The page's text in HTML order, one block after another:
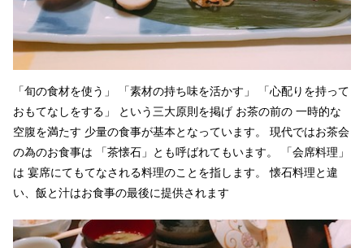
「旬の食材を使う」 「素材の持ち味を活かす」 「心配りを持って
おもてなしをする」 という三大原則を掲げ お茶の前の 一時的な
空腹を満たす 少量の食事が基本となっています。 現代ではお茶会
の為のお食事は 「茶懐石」とも呼ばれてもいます。 「会席料理」
は 宴席にてもてなされる料理のことを指します。 懐石料理と違
い、飯と汁はお食事の最後に提供されます